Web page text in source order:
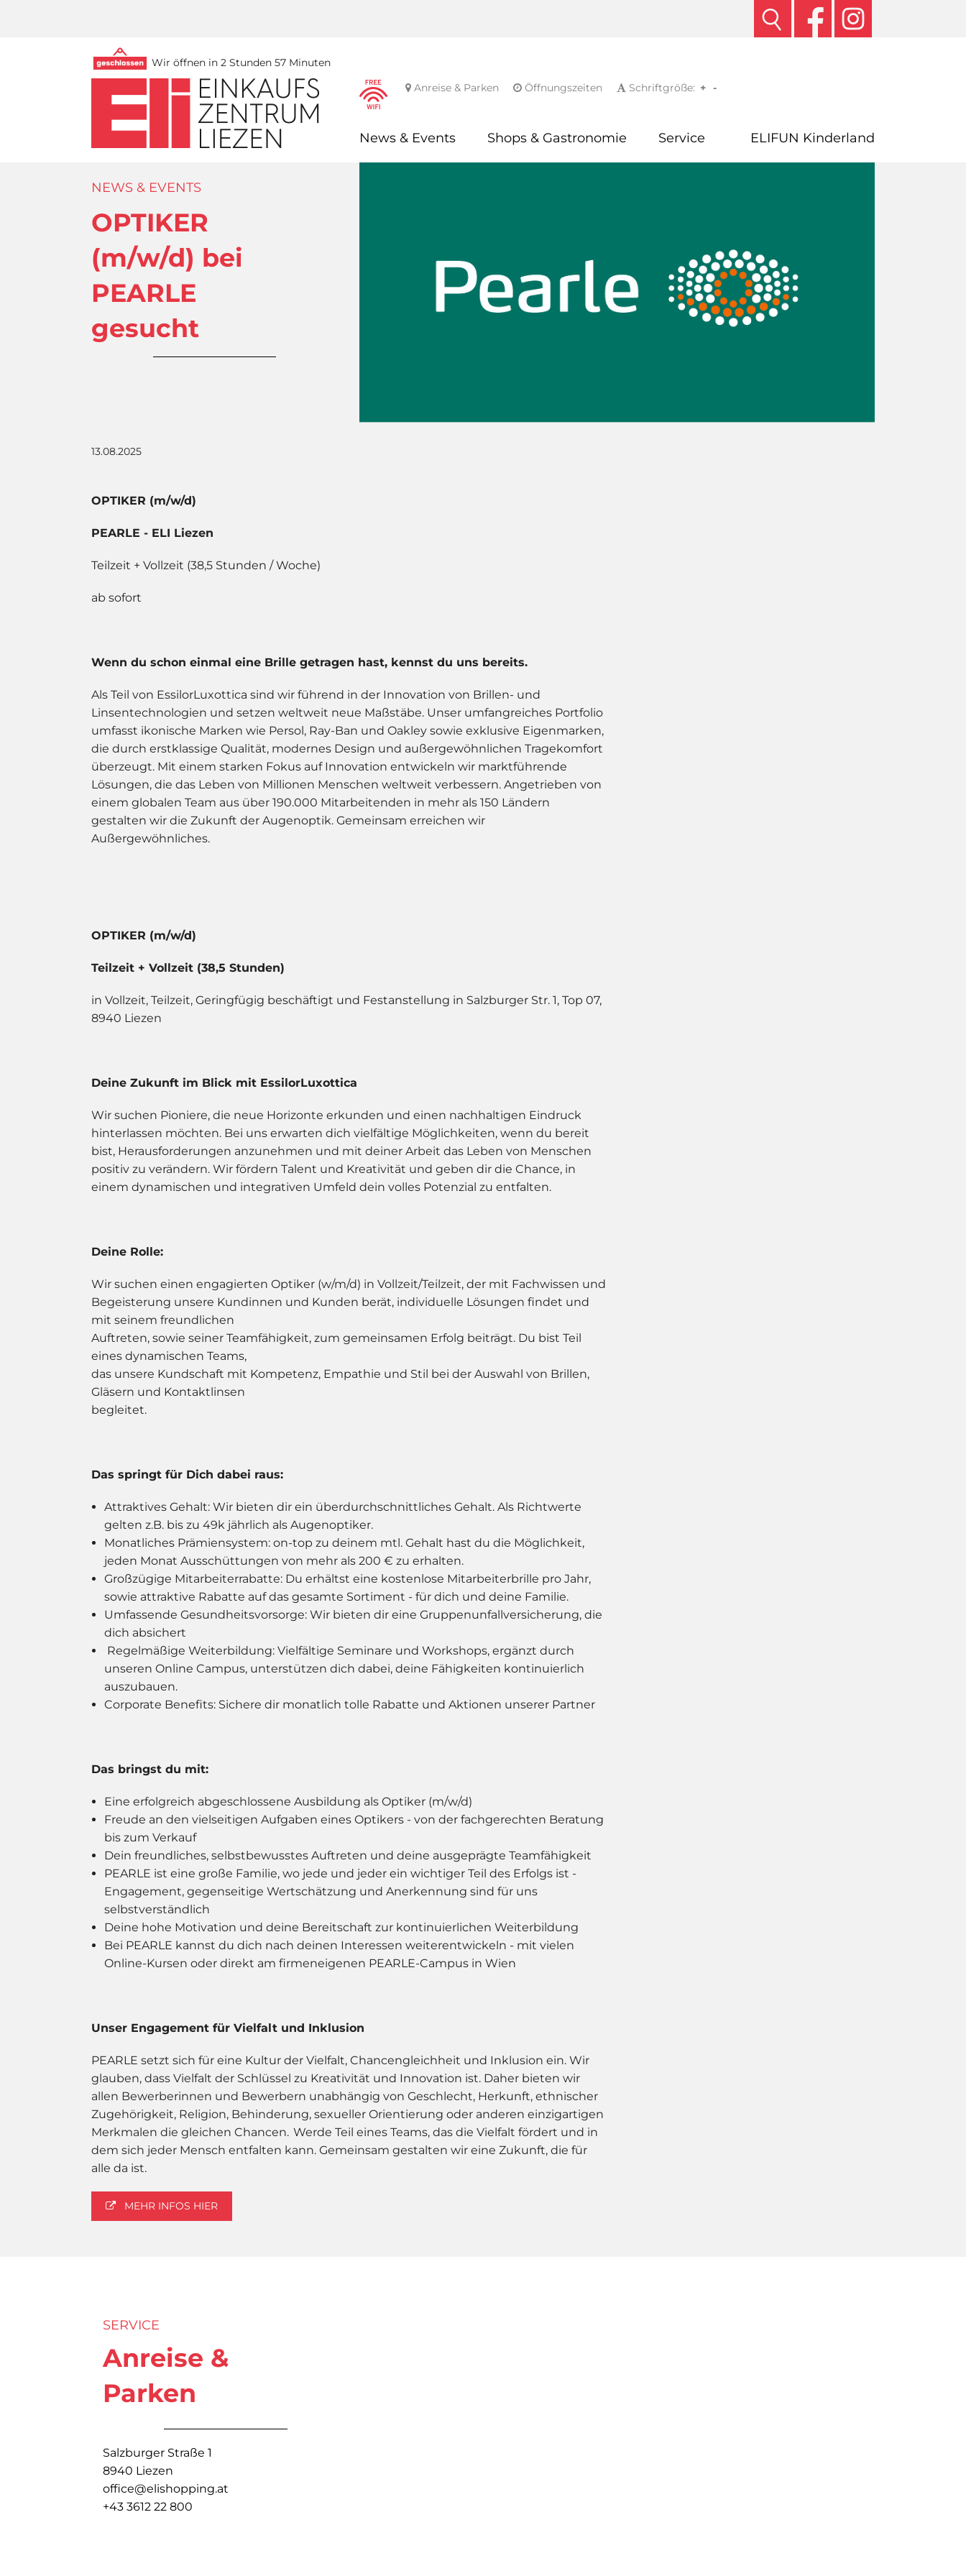
Wir öffnen in 2 Stunden 57 Minuten
Anreise & Parken
Öffnungszeiten Schriftgröße: -
+
News & Events Shops & Gastronomie Service ELIFUN Kinderland
NEWS & EVENTS
OPTIKER
(m/w/d) bei
PEARLE
gesucht
13.08.2025
OPTIKER (m/w/d)
PEARLE - ELI Liezen
Teilzeit + Vollzeit (38,5 Stunden / Woche)
ab sofort
Wenn du schon einmal eine Brille getragen hast, kennst du uns bereits.
Als Teil von EssilorLuxottica sind wir führend in der Innovation von Brillen- und
Linsentechnologien und setzen weltweit neue Maßstäbe. Unser umfangreiches Portfolio
umfasst ikonische Marken wie Persol, Ray-Ban und Oakley sowie exklusive Eigenmarken,
die durch erstklassige Qualität, modernes Design und außergewöhnlichen Tragekomfort
überzeugt. Mit einem starken Fokus auf Innovation entwickeln wir marktführende
Lösungen, die das Leben von Millionen Menschen weltweit verbessern. Angetrieben von
einem globalen Team aus über 190.000 Mitarbeitenden in mehr als 150 Ländern
gestalten wir die Zukunft der Augenoptik. Gemeinsam erreichen wir
Außergewöhnliches.
OPTIKER (m/w/d)
Teilzeit + Vollzeit (38,5 Stunden)
in Vollzeit, Teilzeit, Geringfügig beschäftigt und Festanstellung in Salzburger Str. 1, Top 07,
8940 Liezen
Deine Zukunft im Blick mit EssilorLuxottica
Wir suchen Pioniere, die neue Horizonte erkunden und einen nachhaltigen Eindruck
hinterlassen möchten. Bei uns erwarten dich vielfältige Möglichkeiten, wenn du bereit
bist, Herausforderungen anzunehmen und mit deiner Arbeit das Leben von Menschen
positiv zu verändern. Wir fördern Talent und Kreativität und geben dir die Chance, in
einem dynamischen und integrativen Umfeld dein volles Potenzial zu entfalten.
Deine Rolle:
Wir suchen einen engagierten Optiker (w/m/d) in Vollzeit/Teilzeit, der mit Fachwissen und
Begeisterung unsere Kundinnen und Kunden berät, individuelle Lösungen findet und
mit seinem freundlichen
Auftreten, sowie seiner Teamfähigkeit, zum gemeinsamen Erfolg beiträgt. Du bist Teil
eines dynamischen Teams,
das unsere Kundschaft mit Kompetenz, Empathie und Stil bei der Auswahl von Brillen,
Gläsern und Kontaktlinsen
begleitet.
Das springt für Dich dabei raus:
Attraktives Gehalt: Wir bieten dir ein überdurchschnittliches Gehalt. Als Richtwerte
gelten z.B. bis zu 49k jährlich als Augenoptiker.
Monatliches Prämiensystem: on-top zu deinem mtl. Gehalt hast du die Möglichkeit,
jeden Monat Ausschüttungen von mehr als 200 € zu erhalten.
Großzügige Mitarbeiterrabatte: Du erhältst eine kostenlose Mitarbeiterbrille pro Jahr,
sowie attraktive Rabatte auf das gesamte Sortiment - für dich und deine Familie.
Umfassende Gesundheitsvorsorge: Wir bieten dir eine Gruppenunfallversicherung, die
dich absichert
Regelmäßige Weiterbildung: Vielfältige Seminare und Workshops, ergänzt durch
unseren Online Campus, unterstützen dich dabei, deine Fähigkeiten kontinuierlich
auszubauen.
Corporate Benefits: Sichere dir monatlich tolle Rabatte und Aktionen unserer Partner
Das bringst du mit:
Eine erfolgreich abgeschlossene Ausbildung als Optiker (m/w/d)
Freude an den vielseitigen Aufgaben eines Optikers - von der fachgerechten Beratung
bis zum Verkauf
Dein freundliches, selbstbewusstes Auftreten und deine ausgeprägte Teamfähigkeit
PEARLE ist eine große Familie, wo jede und jeder ein wichtiger Teil des Erfolgs ist -
Engagement, gegenseitige Wertschätzung und Anerkennung sind für uns
selbstverständlich
Deine hohe Motivation und deine Bereitschaft zur kontinuierlichen Weiterbildung
Bei PEARLE kannst du dich nach deinen Interessen weiterentwickeln - mit vielen
Online-Kursen oder direkt am firmeneigenen PEARLE-Campus in Wien
Unser Engagement für Vielfalt und Inklusion
PEARLE setzt sich für eine Kultur der Vielfalt, Chancengleichheit und Inklusion ein. Wir
glauben, dass Vielfalt der Schlüssel zu Kreativität und Innovation ist. Daher bieten wir
allen Bewerberinnen und Bewerbern unabhängig von Geschlecht, Herkunft, ethnischer
Zugehörigkeit, Religion, Behinderung, sexueller Orientierung oder anderen einzigartigen
Merkmalen die gleichen Chancen. Werde Teil eines Teams, das die Vielfalt fördert und in
dem sich jeder Mensch entfalten kann. Gemeinsam gestalten wir eine Zukunft, die für
alle da ist.
MEHR INFOS HIER
SERVICE
Anreise &
Parken
Salzburger Straße 1
8940 Liezen
office@elishopping.at
+43 3612 22 800